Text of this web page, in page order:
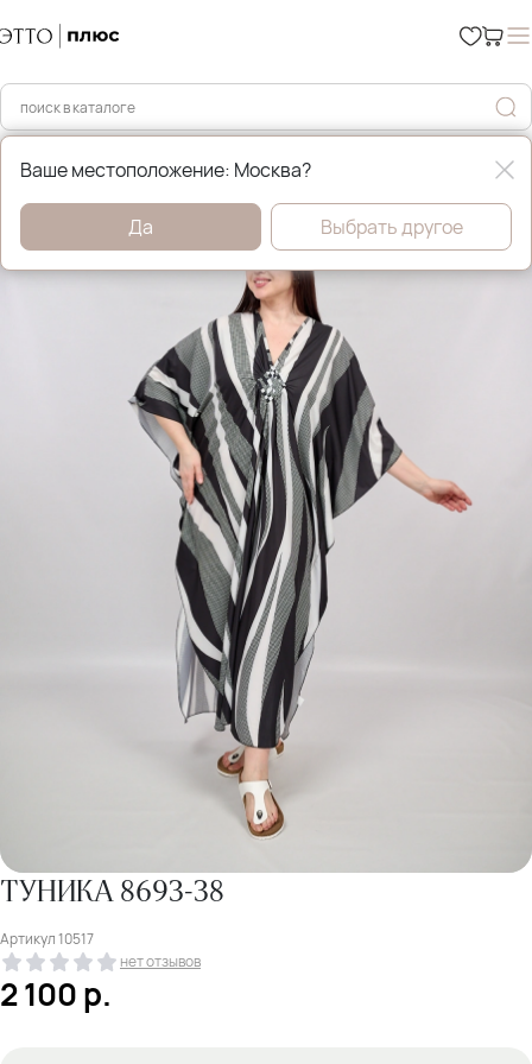
Главная Платья, сарафаны и туники
ТУНИКА 8693-38
Артикул10517
нет отзывов
2 100р.
Ваше местоположение: Москва?
Да Выбрать другое